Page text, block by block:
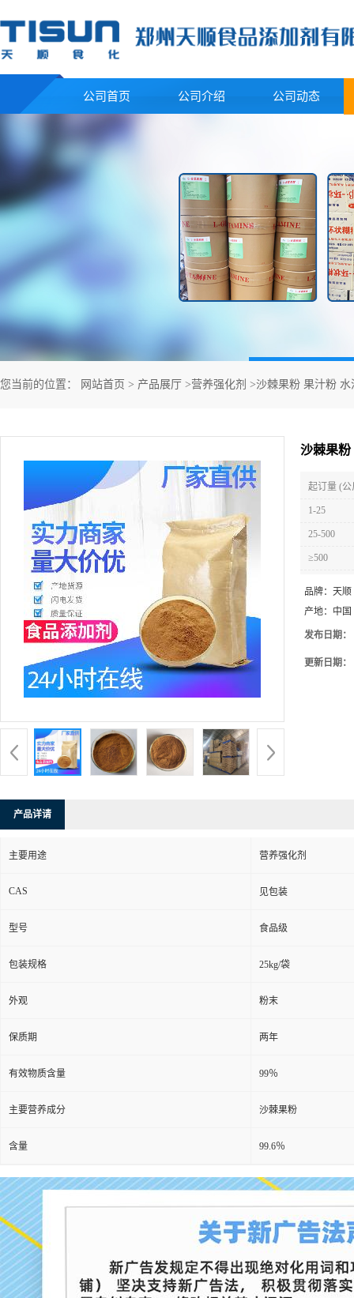
公司首页 公司介绍 公司动态
您当前的位置： 网站首页 > 产品展厅 >营养强化剂 >沙棘果粉 果汁粉
沙棘果粉
起订量 (公
1-25
25-500
≥500
品牌： 天顺
产地： 中国
发布日期：
更新日期：
产品详请
主要用途 营养强化剂
CAS 见包装
型号 食品级
包装规格 25kg/袋
外观 粉末
保质期 两年
有效物质含量 99％
主要营养成分 沙棘果粉
含量 99.6％